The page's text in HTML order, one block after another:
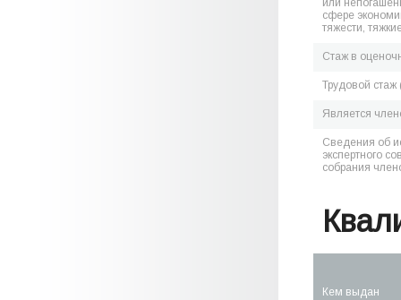
или
сфере
тяжести,
Стаж в
Трудовой стаж
Является
Сведения об
экспертного
собрания
Кем выдан